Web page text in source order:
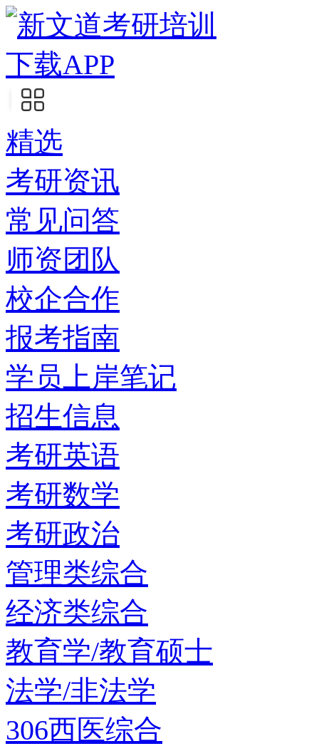
下载APP
精选
考研资讯
常见问答
师资团队
校企合作
报考指南
学员上岸笔记
招生信息
考研英语
考研数学
考研政治
管理类综合
经济类综合
教育学/教育硕士
法学/非法学
306西医综合